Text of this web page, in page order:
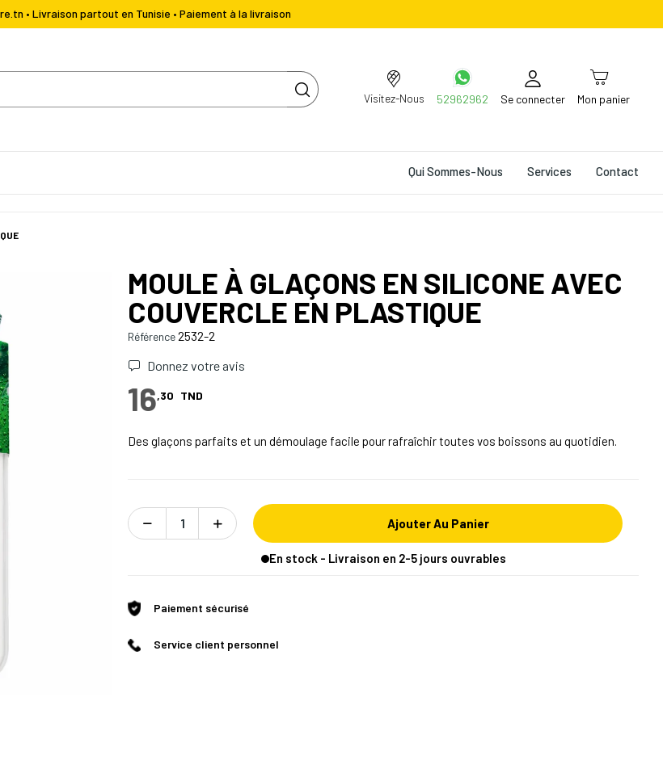
• Livraison partout en Tunisie • Paiement à la livraison
Visitez-Nous 52962962 Se connecter Mon panier
Qui Sommes-Nous Services Contact
MOULE À GLAÇONS EN SILICONE AVEC
COUVERCLE EN PLASTIQUE
Référence2532-2
Donnez votre avis
16,30 TND
Des glaçons parfaits et un démoulage facile pour rafraîchir toutes vos boissons au quotidien.
Ajouter Au Panier
En stock - Livraison en 2-5 jours ouvrables
Paiement sécurisé
Service client personnel